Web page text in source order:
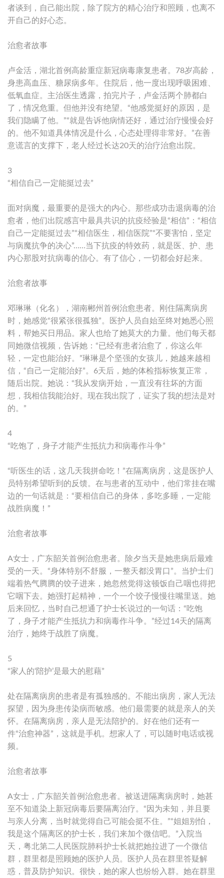
者谈到，自己能出院，除了院方的精心治疗和照顾，也离不
开自己的好心态。
治愈者故事
卢金活，湖北首例高龄重症新冠病毒康复患者。78岁高龄，
身患高血压、糖尿病多年。住院后，他一度出现呼吸困难、
低氧血症。主治医生透露，拍完片子，卢金活两个肺都白
了，情况危重。但他并没有绝望。“他感觉挺好的原因，是
我们隐瞒了他。”“就是告诉他病情还好，通过治疗慢慢会好
的。他不知道具体情况是什么，心态处理得非常好。”在善
意谎言的支撑下，老人经过长达20天的治疗治愈出院。
3
“相信自己一定能挺过去”
面对病魔，最重要的是强大的内心。那些成功击退病毒的治
愈者，他们出院感言中最具共识的抗疫经验是“相信”：“相信
自己一定能挺过去”“相信医生，相信医院”“不要害怕，坚定
与病魔抗争的决心”……当下抗疫的特效药，就是医、护、患
内心那股对抗病毒的信心。有了信心，一切都会好起来。
治愈者故事
邓琳琳（化名），湖南郴州首例治愈患者。刚住隔离病房
时，她感觉“很紧张很孤独”。医护人员自始至终对她悉心照
料，帮她买日用品。家人也给了她莫大的力量。他们每天都
同她微信视频，告诉她：“已经有患者治愈了，你这么年
轻，一定也能治好。”琳琳是个坚强的女孩儿，她越来越相
信，“自己一定能治好”。6天后，她的体检指标恢复正常，
随后出院。她说：“我从发病开始，一直没有往坏的方面
想，我相信我能治好。现在我出院了，证实了我的想法是对
的。”
4
“吃饱了，身子才能产生抵抗力和病毒作斗争”
“听医生的话，这几天我拼命吃！”在隔离病房，这是医护人
员特别希望听到的反馈。在与患者的互动中，他们常挂在嘴
边的一句话就是：“要相信自己的身体，多吃多睡，一定能
战胜病魔！”
治愈者故事
A女士，广东韶关首例治愈患者。除夕当天是她患病后最难
受的一天。“身体特别不舒服，一整天都没胃口”。当护士们
端着热气腾腾的饺子进来，她忽然觉得这顿饭自己咽也得把
它咽下去。她强打起精神，一个一个饺子慢慢往嘴里送。她
后来回忆，当时自己想通了护士长说过的一句话：“吃饱
了，身子才能产生抵抗力和病毒作斗争。”经过14天的隔离
治疗，她终于战胜了病魔。
5
“家人的‘陪护’是最大的慰藉”
处在隔离病房的患者是有孤独感的。不能出病房，家人无法
探望，因为身患传染病而敏感。他们最需要的就是亲人的关
怀。在隔离病房，亲人是无法陪护的。好在他们还有一
件“治愈神器”，这就是手机。想家人了，可以随时电话或视
频。
治愈者故事
A女士，广东韶关首例治愈患者。被送进隔离病房时，她甚
至不知道染上新冠病毒后要隔离治疗。“因为未知，并且要
与亲人分离，当时就觉得自己可能会挺不住。”“姐姐别怕，
我是这个隔离区的护士长，我们来加个微信吧。”入院当
天，粤北第二人民医院肺科护士长就把她拉进了一个微信
群，群里都是照顾她的医护人员。医护人员在群里答疑解
惑，普及防护知识。很快，她的家人也纷纷入群。她在群里